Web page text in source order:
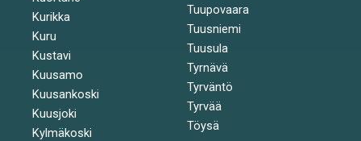
Kurikka
Kuru
Kustavi
Kuusamo
Kuusankoski
Kuusjoki
Kylmäkoski
Tuupovaara
Tuusniemi
Tuusula
Tyrnävä
Tyrväntö
Tyrvää
Töysä